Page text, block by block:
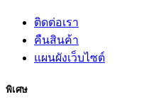
ติดต่อเรา
คืนสินค้า
แผนผังเว็บไซต์
พิเศษ